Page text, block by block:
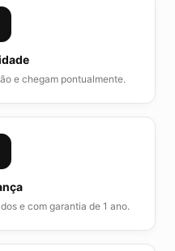
e chegam pontualmente.
e com garantia de 1 ano.